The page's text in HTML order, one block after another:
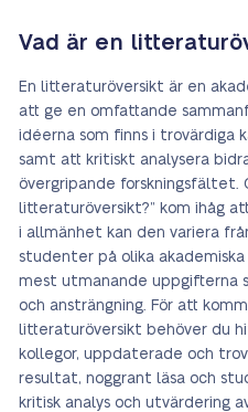
Vad är en
En litteraturöversikt är en
att ge en omfattande
idéerna som finns i trovärdiga
samt att kritiskt analysera
övergripande forskningsfältet.
litteraturöversikt?” kom ihåg
i allmänhet kan den variera
studenter på olika
mest utmanande uppgifterna
och ansträngning. För att
litteraturöversikt behöver du
kollegor, uppdaterade och
resultat, noggrant läsa och
kritisk analys och utvärdering